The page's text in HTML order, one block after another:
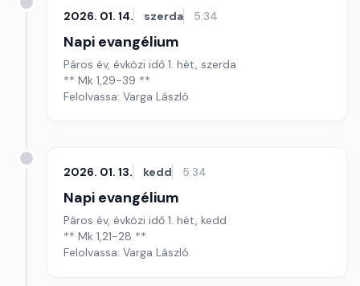
2026. 01. 14. szerda 5:34
Napi evangélium
Páros év, évközi idő 1. hét, szerda
** Mk 1,29-39 **
Felolvassa: Varga László
2026. 01. 13. kedd 5:34
Napi evangélium
Páros év, évközi idő 1. hét, kedd
** Mk 1,21-28 **
Felolvassa: Varga László